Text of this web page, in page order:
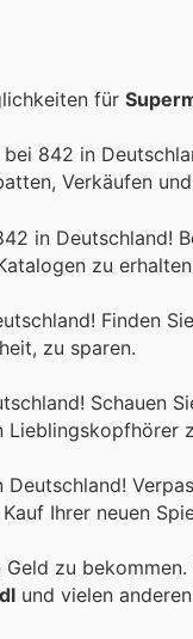
für
842 in
Verkäufen
in Deutschland!
zu
Finden
zu sparen.
Schauen
Lieblingskopfhörer
Ihrer neuen
zu
und vielen anderen